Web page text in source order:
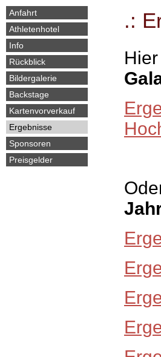
.:
überspringen
Anfahrt
Athletenhotel
Info
Rückblick
Bildergalerie
Backstage
Kartenvorverkauf
Ergebnisse
Sponsoren
Preisgelder